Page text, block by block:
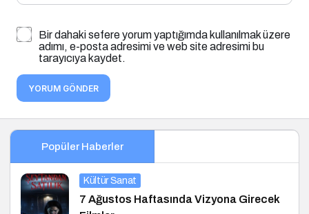
Bir dahaki sefere yorum yaptığımda kullanılmak üzere
adımı, e-posta adresimi ve web site adresimi bu
tarayıcıya kaydet.
YORUM GÖNDER
Popüler Haberler
Kültür Sanat
7 Ağustos Haftasında Vizyona Girecek